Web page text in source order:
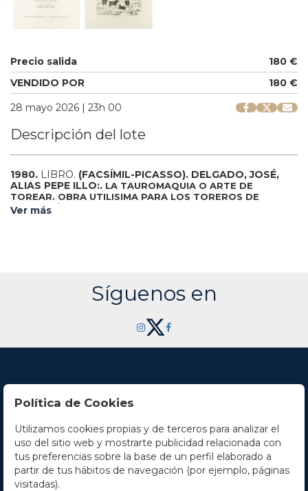
Precio salida
180 €
VENDIDO POR
180 €
28 mayo 2026 | 23h 00
Descripción del lote
1980. LIBRO. (FACSÍMIL-PICASSO). DELGADO, JOSÉ,
ALIAS PEPE ILLO:. LA TAUROMAQUIA O ARTE DE
TOREAR. OBRA UTILISIMA PARA LOS TOREROS DE
PROFESIÓN, PARA LOS AFICIONADOS Y PARA TODA
obra que Gustavo Gili publicó en 1959. A finales de los años
cincuenta Picasso asistió a una corrida de toros de Arles y
allí realizó las ilustraciones para este libro.
Ver más
Síguenos en
Contacto
Horario
La empresa
Política de Cookies
Utilizamos cookies propias y de terceros para analizar el
uso del sitio web y mostrarte publicidad relacionada con
tus preferencias sobre la base de un perfil elaborado a
partir de tus hábitos de navegación (por ejemplo, páginas
visitadas).